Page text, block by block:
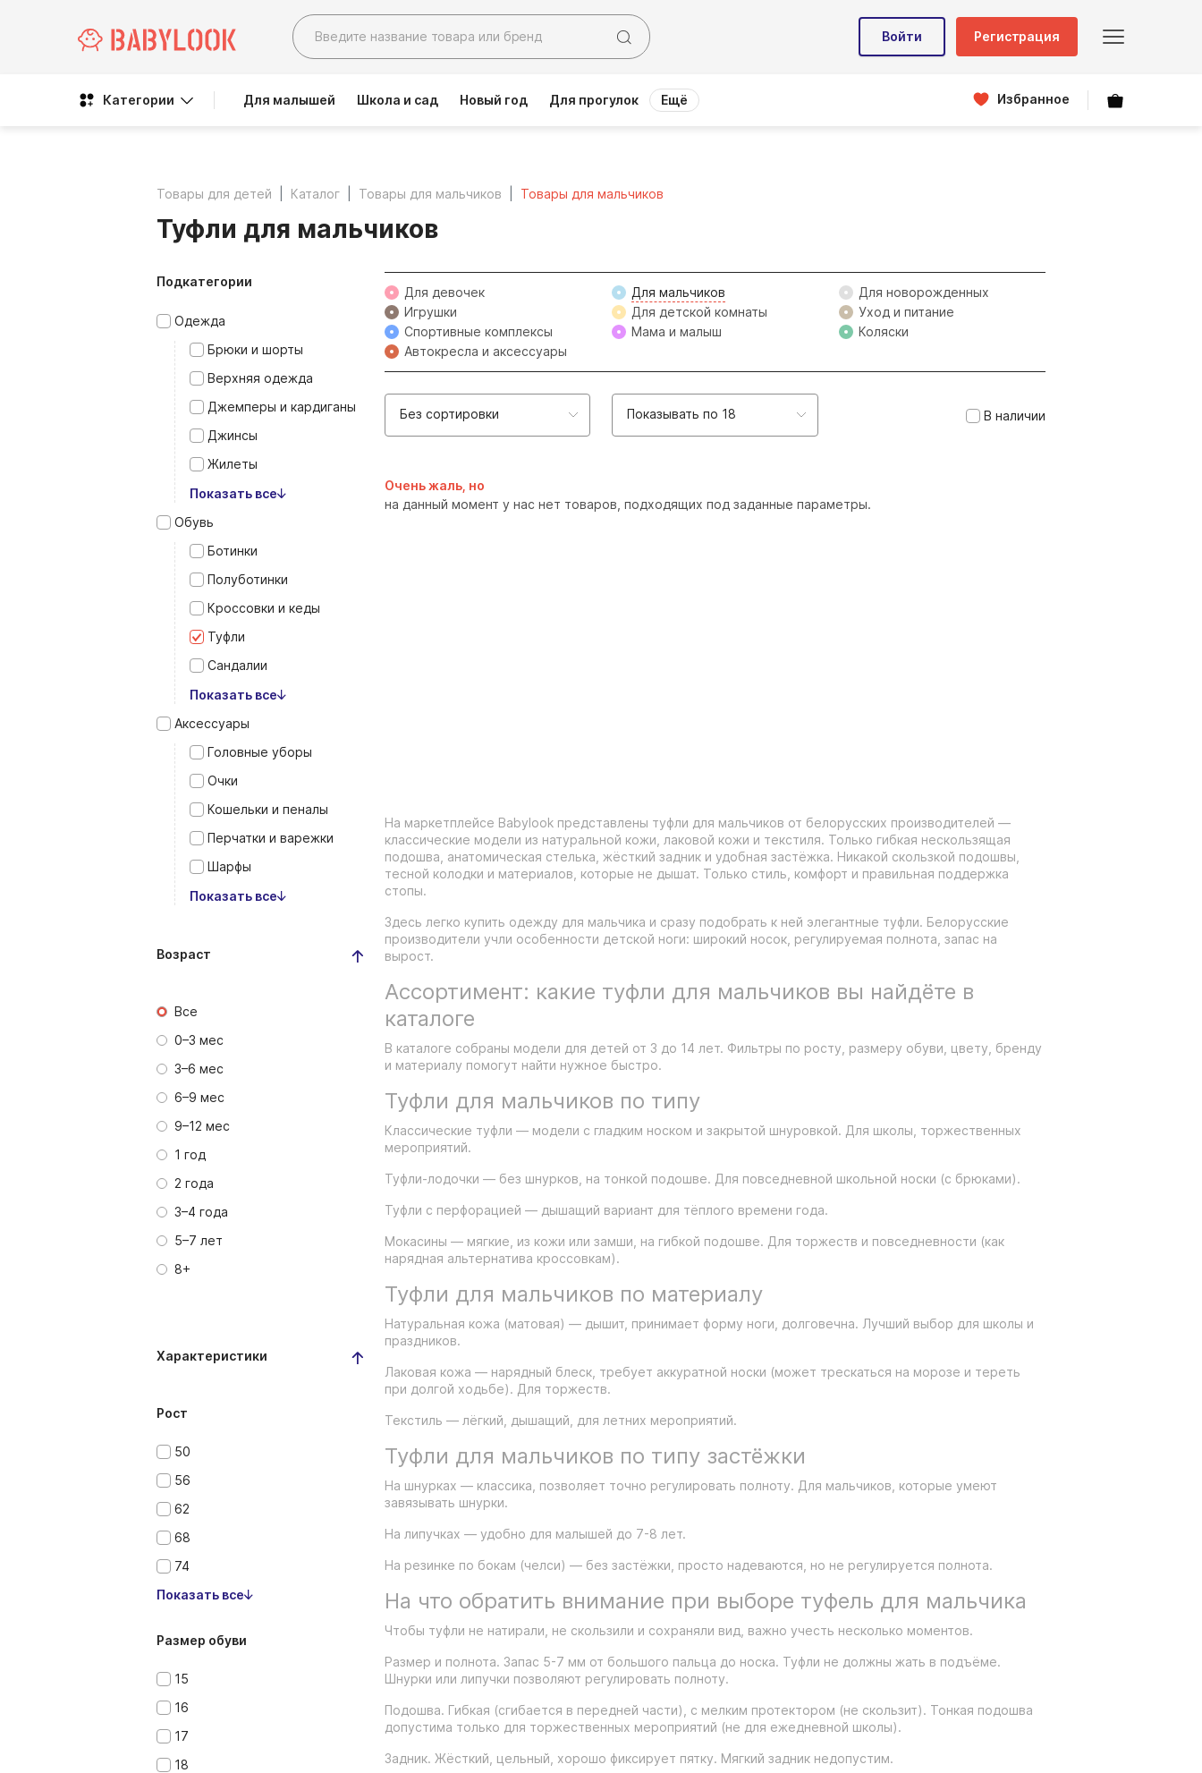
Войти Регистрация
Категории Для малышей Школа и сад Новый год Для прогулок Ещё Избранное
Товары для детей Каталог Товары для мальчиков Товары для мальчиков
Туфли для мальчиков
Подкатегории
Одежда
Брюки и шорты
Верхняя одежда
Джемперы и кардиганы
Джинсы
Жилеты
Показать все
Обувь
Ботинки
Полуботинки
Кроссовки и кеды
Туфли
Сандалии
Показать все
Аксессуары
Головные уборы
Очки
Кошельки и пеналы
Перчатки и варежки
Шарфы
Показать все
Возраст
Все
0–3 мес
3–6 мес
6–9 мес
9–12 мес
1 год
2 года
3–4 года
5–7 лет
8+
Характеристики
Рост
50
56
62
68
74
Показать все
Размер обуви
15
16
17
18
Для девочек Для мальчиков
Для новорожденных
Игрушки
Для детской комнаты
Уход и питание
Спортивные комплексы
Мама и малыш
Коляски
Автокресла и аксессуары
Без сортировки Показывать по 18 В наличии
Очень жаль, но
на данный момент у нас нет товаров, подходящих под заданные параметры.
На маркетплейсе Babylook представлены туфли для мальчиков от белорусских производителей —
классические модели из натуральной кожи, лаковой кожи и текстиля. Только гибкая нескользящая
подошва, анатомическая стелька, жёсткий задник и удобная застёжка. Никакой скользкой подошвы,
тесной колодки и материалов, которые не дышат. Только стиль, комфорт и правильная поддержка
стопы.
Здесь легко купить одежду для мальчика и сразу подобрать к ней элегантные туфли. Белорусские
производители учли особенности детской ноги: широкий носок, регулируемая полнота, запас на
вырост.
Ассортимент: какие туфли для мальчиков вы найдёте в
каталоге
В каталоге собраны модели для детей от 3 до 14 лет. Фильтры по росту, размеру обуви, цвету, бренду
и материалу помогут найти нужное быстро.
Туфли для мальчиков по типу
Классические туфли — модели с гладким носком и закрытой шнуровкой. Для школы, торжественных
мероприятий.
Туфли-лодочки — без шнурков, на тонкой подошве. Для повседневной школьной носки (с брюками).
Туфли с перфорацией — дышащий вариант для тёплого времени года.
Мокасины — мягкие, из кожи или замши, на гибкой подошве. Для торжеств и повседневности (как
нарядная альтернатива кроссовкам).
Туфли для мальчиков по материалу
Натуральная кожа (матовая) — дышит, принимает форму ноги, долговечна. Лучший выбор для школы и
праздников.
Лаковая кожа — нарядный блеск, требует аккуратной носки (может трескаться на морозе и тереть
при долгой ходьбе). Для торжеств.
Текстиль — лёгкий, дышащий, для летних мероприятий.
Туфли для мальчиков по типу застёжки
На шнурках — классика, позволяет точно регулировать полноту. Для мальчиков, которые умеют
завязывать шнурки.
На липучках — удобно для малышей до 7-8 лет.
На резинке по бокам (челси) — без застёжки, просто надеваются, но не регулируется полнота.
На что обратить внимание при выборе туфель для мальчика
Чтобы туфли не натирали, не скользили и сохраняли вид, важно учесть несколько моментов.
Размер и полнота. Запас 5-7 мм от большого пальца до носка. Туфли не должны жать в подъёме.
Шнурки или липучки позволяют регулировать полноту.
Подошва. Гибкая (сгибается в передней части), с мелким протектором (не скользит). Тонкая подошва
допустима только для торжественных мероприятий (не для ежедневной школы).
Задник. Жёсткий, цельный, хорошо фиксирует пятку. Мягкий задник недопустим.